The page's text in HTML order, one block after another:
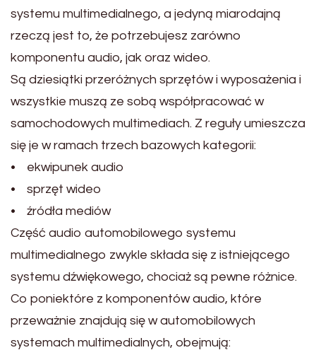
systemu multimedialnego, a jedyną miarodajną
rzeczą jest to, że potrzebujesz zarówno
komponentu audio, jak oraz wideo.
Są dziesiątki przeróżnych sprzętów i wyposażenia i
wszystkie muszą ze sobą współpracować w
samochodowych multimediach. Z reguły umieszcza
się je w ramach trzech bazowych kategorii:
• ekwipunek audio
• sprzęt wideo
• źródła mediów
Część audio automobilowego systemu
multimedialnego zwykle składa się z istniejącego
systemu dźwiękowego, chociaż są pewne różnice.
Co poniektóre z komponentów audio, które
przeważnie znajdują się w automobilowych
systemach multimedialnych, obejmują: